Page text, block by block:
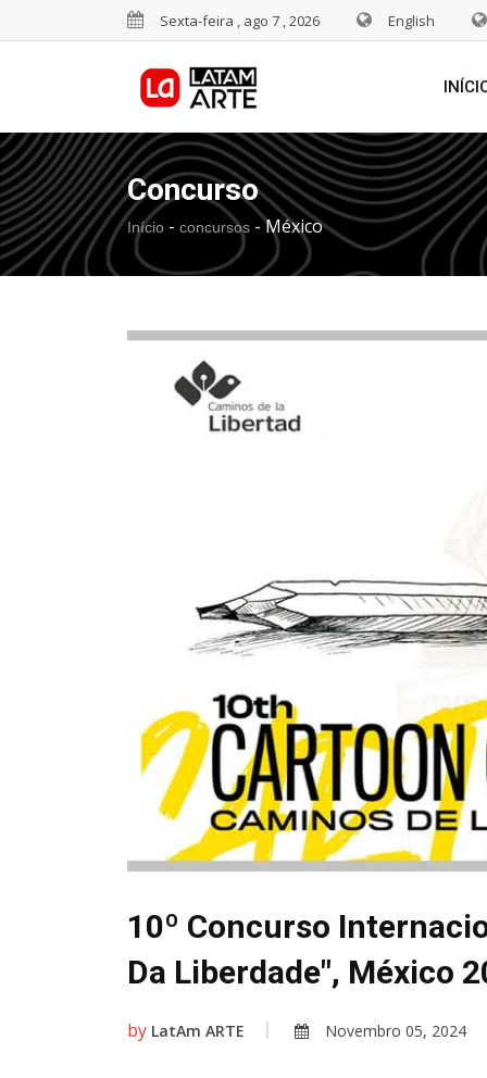
Sexta-feira , ago 7 , 2026 English
Concurso
Início - concursos - México
10º Concurso
Da Liberdade", México
by LatAm ARTE Novembro 05, 2024